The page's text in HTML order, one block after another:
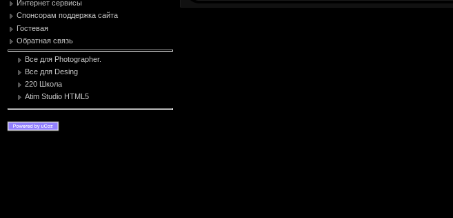
Интернет сервисы
Спонсорам поддержка сайта
Гостевая
Обратная связь
Все для Photographer.
Все для Desing
220 Школа
Atim Studio HTML5